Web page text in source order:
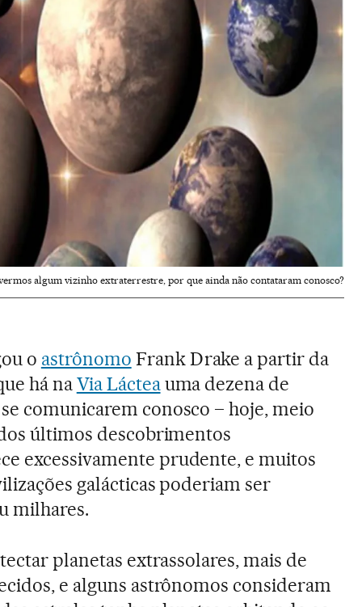
algum vizinho extraterrestre, por que ainda não contataram conosco?
o astrônomo Frank Drake a partir da
há naVia Lácteauma dezena de
comunicarem conosco – hoje, meio
últimos descobrimentos
excessivamente prudente, e muitos
galácticas poderiam ser
milhares.
planetas extrassolares, mais de
e alguns astrônomos consideram